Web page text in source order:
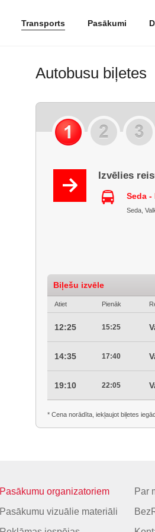
Transports Pasākumi
Autobusu biļetes
Izvēlies
Seda -
Seda,
Biļešu izvēle
Atiet Pienāk
12:25 15:25
14:35 17:40
19:10 22:05
* Cena norādīta, iekļaujot biļetes
Pasākumu organizatoriem
Pasākumu vizuālie materiāli
Par